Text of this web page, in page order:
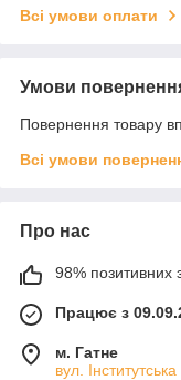
Всі умови оплати
Умови
Повернення товару
Всі умови
Про нас
98% позитивних з
Працює з
м. Гатне
вул.